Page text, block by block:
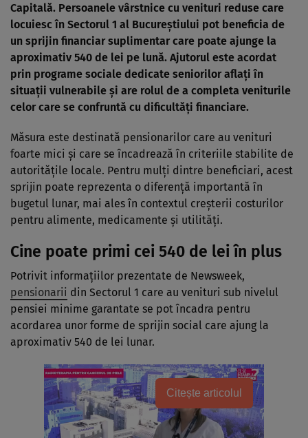
Capitală. Persoanele vârstnice cu venituri reduse care
locuiesc în Sectorul 1 al Bucureștiului pot beneficia de
un sprijin financiar suplimentar care poate ajunge la
aproximativ 540 de lei pe lună. Ajutorul este acordat
prin programe sociale dedicate seniorilor aflați în
situații vulnerabile și are rolul de a completa veniturile
celor care se confruntă cu dificultăți financiare.
Măsura este destinată pensionarilor care au venituri
foarte mici și care se încadrează în criteriile stabilite de
autoritățile locale. Pentru mulți dintre beneficiari, acest
sprijin poate reprezenta o diferență importantă în
bugetul lunar, mai ales în contextul creșterii costurilor
pentru alimente, medicamente și utilități.
Cine poate primi cei 540 de lei în plus
Potrivit informațiilor prezentate de Newsweek,
pensionarii din Sectorul 1 care au venituri sub nivelul
pensiei minime garantate se pot încadra pentru
acordarea unor forme de sprijin social care ajung la
aproximativ 540 de lei lunar.
Citește articolul